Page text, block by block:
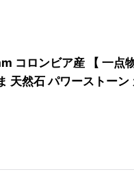
コロンビア産 【 一
天然石 パワーストーン